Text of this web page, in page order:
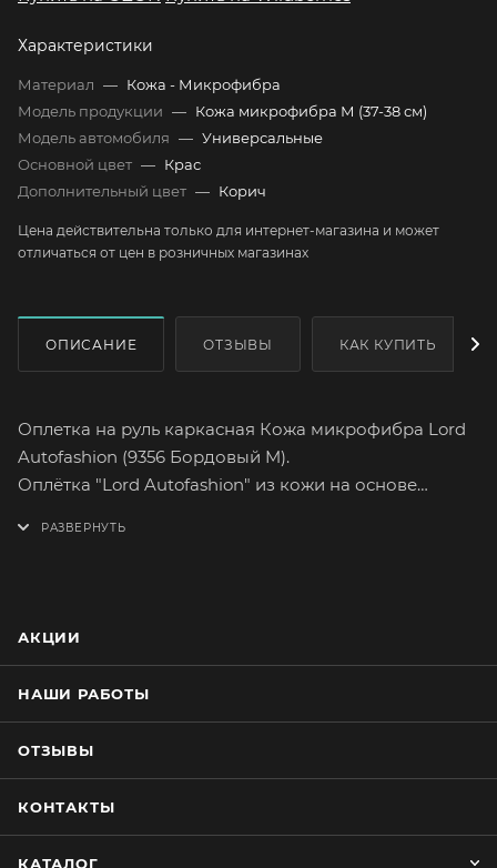
Характеристики
Материал — Кожа - Микрофибра
Модель продукции — Кожа микрофибра М (37-38 см)
Модель автомобиля — Универсальные
Основной цвет — Крас
Дополнительный цвет — Корич
Цена действительна только для интернет-магазина и может
отличаться от цен в розничных магазинах
ОПИСАНИЕ ОТЗЫВЫ КАК КУПИТЬ
Оплетка на руль каркасная Кожа микрофибра Lord
Autofashion (9356 Бордовый M).
Оплётка "Lord Autofashion" из кожи на основе
оригинального материала руля.
форму. Форму оплётки, на протяжении всего срока
каркас, который предотвращает её
Простейшая установка не займёт много времени.
АКЦИИ
НАШИ РАБОТЫ
ОТЗЫВЫ
КОНТАКТЫ
КАТАЛОГ